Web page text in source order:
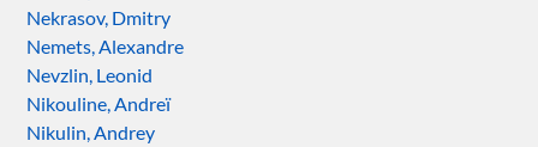
Nekrasov, Dmitry
Nemets, Alexandre
Nevzlin, Leonid
Nikouline, Andreï
Nikulin, Andrey